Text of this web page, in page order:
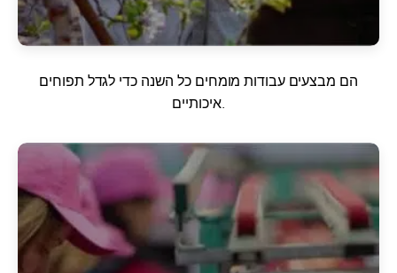
הם מבצעים עבודות מומחים כל השנה כדי לגדל תפוחים
איכותיים.